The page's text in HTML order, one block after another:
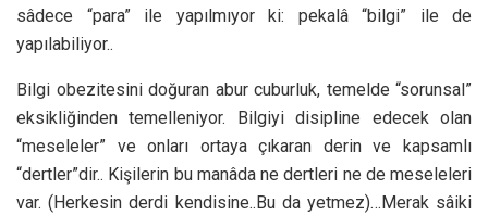
sâdece “para” ile yapılmıyor ki: pekalâ “bilgi” ile de
yapılabiliyor..
Bilgi obezitesini doğuran abur cuburluk, temelde “sorunsal”
eksikliğinden temelleniyor. Bilgiyi disipline edecek olan
“meseleler” ve onları ortaya çıkaran derin ve kapsamlı
“dertler”dir.. Kişilerin bu manâda ne dertleri ne de meseleleri
var. (Herkesin derdi kendisine..Bu da yetmez)…Merak sâiki